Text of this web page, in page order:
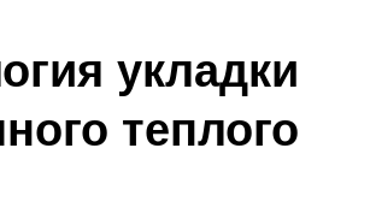
укладки
теплого